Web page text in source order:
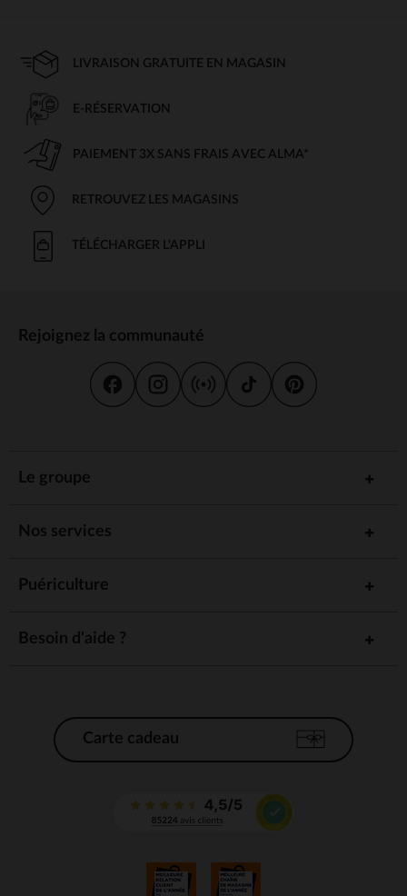
LIVRAISON GRATUITE EN MAGASIN
E-RÉSERVATION
PAIEMENT 3X SANS FRAIS AVEC ALMA*
RETROUVEZ LES MAGASINS
TÉLÉCHARGER L'APPLI
Rejoignez la communauté
Le groupe
Nos services
Puériculture
Besoin d'aide ?
Carte cadeau